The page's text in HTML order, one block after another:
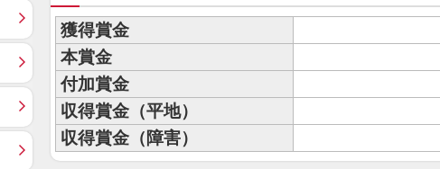
獲得賞金
本賞金
付加賞金
収得賞金（平地）
収得賞金（障害）